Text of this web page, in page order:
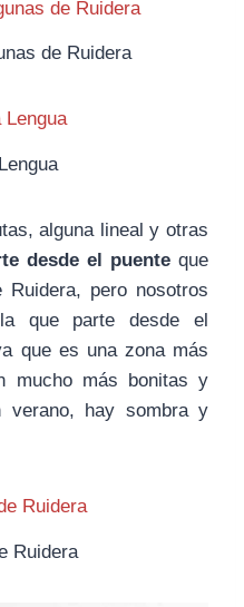
de Ruidera
alguna lineal y otras
desde el puente que
pero nosotros
la que parte desde el
que es una zona más
mucho más bonitas y
verano, hay sombra y
Ruidera